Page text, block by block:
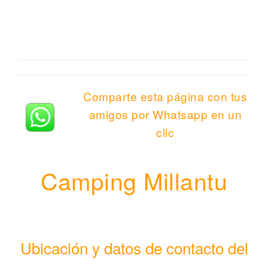
Comparte esta página con tus
amigos por Whatsapp en un
clic
Camping Millantu
Ubicación y datos de contacto del